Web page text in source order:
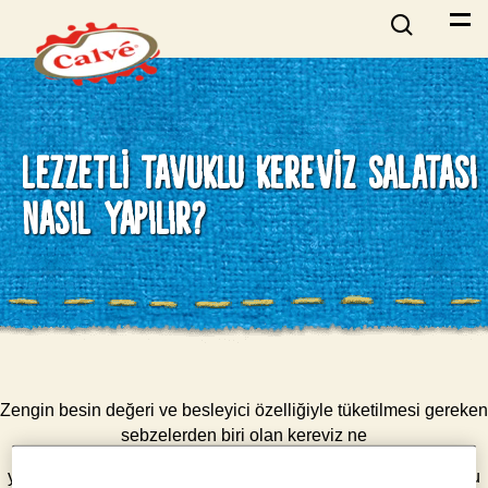
LEZZETLI TAVUKLU KEREVIZ SALATASI
NASIL YAPILIR?
Zengin besin değeri ve besleyici özelliğiyle tüketilmesi gereken
sebzelerden biri olan kereviz ne
yazık ki çok fazla tercih edilmiyor. Kendine has keskin kokusu